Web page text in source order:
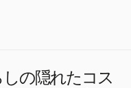
しの隠れたコス